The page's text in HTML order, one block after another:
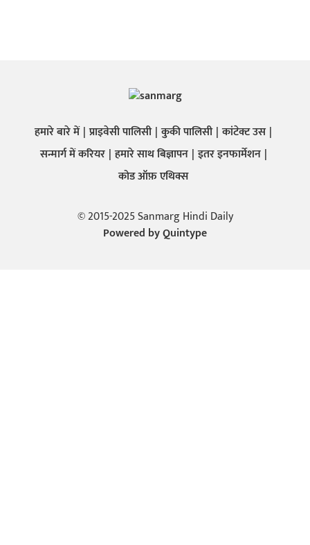
हमारे बारे में प्राइवेसी पालिसी कुकी पालिसी कांटेक्ट उस
सन्मार्ग में करियर हमारे साथ बिज्ञापन इतर इनफार्मेशन
कोड ऑफ़ एथिक्स
© 2015-2025 Sanmarg Hindi Daily
Powered byQuintype